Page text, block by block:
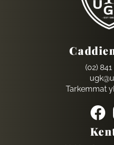
(02)
Tarkemmat